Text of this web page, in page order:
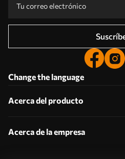
Change the language
Acerca del producto
Acerca de la empresa